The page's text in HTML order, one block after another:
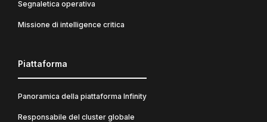
Segnaletica operativa
Missione di intelligence critica
Piattaforma
Panoramica della piattaforma Infinity
Responsabile del cluster globale